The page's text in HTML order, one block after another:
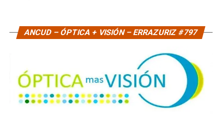
ANCUD – ÓPTICA + VISIÓN – ERRAZURIZ #797